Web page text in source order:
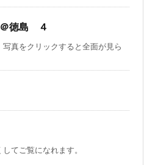
＠徳島 ４
真をクリックすると全面が見ら
てご覧になれます。